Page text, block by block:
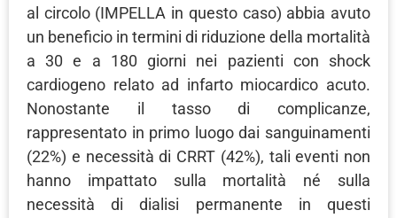
al circolo (IMPELLA in questo caso) abbia avuto
un beneficio in termini di riduzione della mortalità
a 30 e a 180 giorni nei pazienti con shock
cardiogeno relato ad infarto miocardico acuto.
Nonostante il tasso di complicanze,
rappresentato in primo luogo dai sanguinamenti
(22%) e necessità di CRRT (42%), tali eventi non
hanno impattato sulla mortalità né sulla
necessità di dialisi permanente in questi